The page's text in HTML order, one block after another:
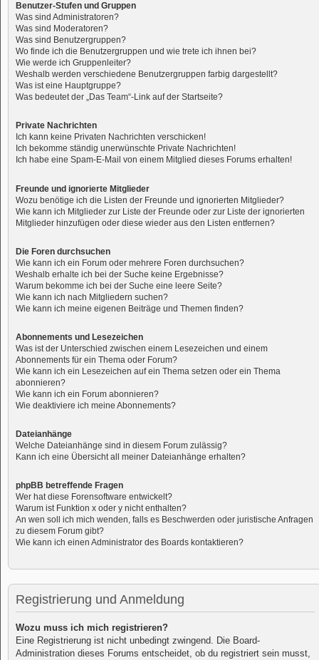
Benutzer-Stufen und Gruppen
Was sind Administratoren?
Was sind Moderatoren?
Was sind Benutzergruppen?
Wo finde ich die Benutzergruppen und wie trete ich ihnen bei?
Wie werde ich Gruppenleiter?
Weshalb werden verschiedene Benutzergruppen farbig dargestellt?
Was ist eine Hauptgruppe?
Was bedeutet der „Das Team“-Link auf der Startseite?
Private Nachrichten
Ich kann keine Privaten Nachrichten verschicken!
Ich bekomme ständig unerwünschte Private Nachrichten!
Ich habe eine Spam-E-Mail von einem Mitglied dieses Forums erhalten!
Freunde und ignorierte Mitglieder
Wozu benötige ich die Listen der Freunde und ignorierten Mitglieder?
Wie kann ich Mitglieder zur Liste der Freunde oder zur Liste der ignorierten
Mitglieder hinzufügen oder diese wieder aus den Listen entfernen?
Die Foren durchsuchen
Wie kann ich ein Forum oder mehrere Foren durchsuchen?
Weshalb erhalte ich bei der Suche keine Ergebnisse?
Warum bekomme ich bei der Suche eine leere Seite?
Wie kann ich nach Mitgliedern suchen?
Wie kann ich meine eigenen Beiträge und Themen finden?
Abonnements und Lesezeichen
Was ist der Unterschied zwischen einem Lesezeichen und einem
Abonnements für ein Thema oder Forum?
Wie kann ich ein Lesezeichen auf ein Thema setzen oder ein Thema
abonnieren?
Wie kann ich ein Forum abonnieren?
Wie deaktiviere ich meine Abonnements?
Dateianhänge
Welche Dateianhänge sind in diesem Forum zulässig?
Kann ich eine Übersicht all meiner Dateianhänge erhalten?
phpBB betreffende Fragen
Wer hat diese Forensoftware entwickelt?
Warum ist Funktion x oder y nicht enthalten?
An wen soll ich mich wenden, falls es Beschwerden oder juristische Anfragen
zu diesem Forum gibt?
Wie kann ich einen Administrator des Boards kontaktieren?
Registrierung und Anmeldung
Wozu muss ich mich registrieren?
Eine Registrierung ist nicht unbedingt zwingend. Die Board-
Administration dieses Forums entscheidet, ob du registriert sein musst,